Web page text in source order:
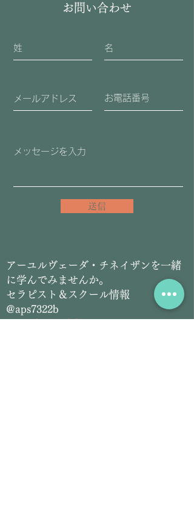
お問い合わせ
送信
​アーユルヴェーダ・チネイザンを一緒
に学んでみませんか。
セラピスト＆スクール情報
@aps7322b